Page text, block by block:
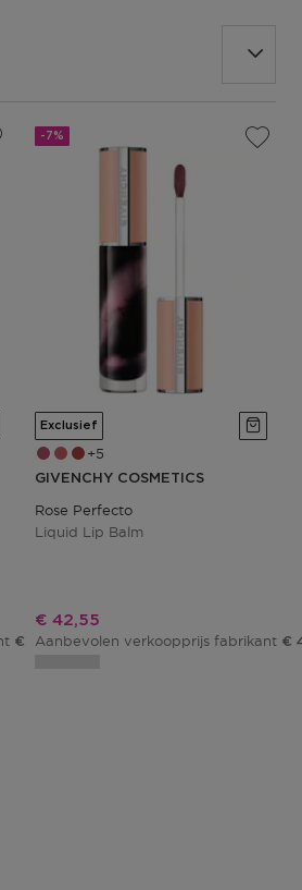
€ 48,00
-7%
5
Exclusief
GIVENCHY COSMETICS
Rose Perfecto
Liquid Lip Balm
Kortingsprijs
€ 42,55
Aanbevolen verkoopprijs fabrikant €